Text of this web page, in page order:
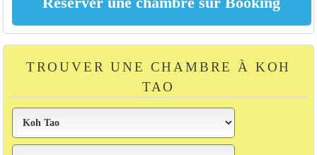
TROUVER UNE CHAMBRE À KOH
TAO